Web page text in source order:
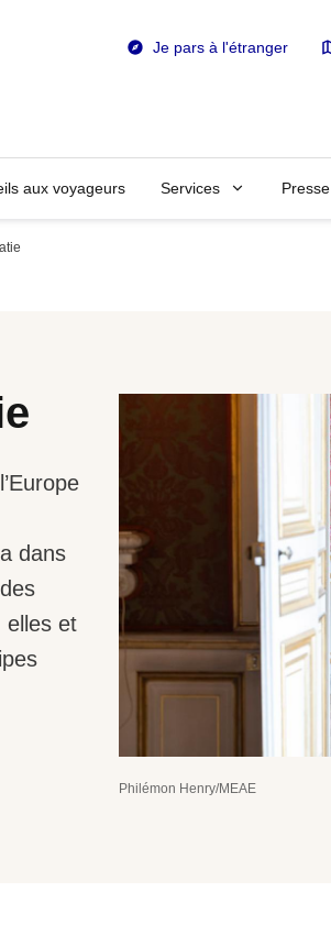
Je pars à l'étranger
aux voyageurs Services Presse
dans
elles et
Philémon Henry/MEAE